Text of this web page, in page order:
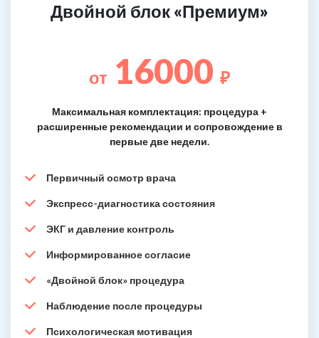
Двойной блок «Премиум»
от 16000 ₽
Максимальная комплектация: процедура +
расширенные рекомендации и сопровождение в
первые две недели.
Первичный осмотр врача
Экспресс-диагностика состояния
ЭКГ и давление контроль
Информированное согласие
«Двойной блок» процедура
Наблюдение после процедуры
Психологическая мотивация